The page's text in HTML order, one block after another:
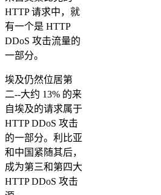
HTTP 请求中，就
有一个是 HTTP
DDoS 攻击流量的
一部分。
埃及仍然位居第
二--大约 13% 的来
自埃及的请求属于
HTTP DDoS 攻击
的一部分。利比亚
和中国紧随其后，
成为第三和第四大
HTTP DDoS 攻击